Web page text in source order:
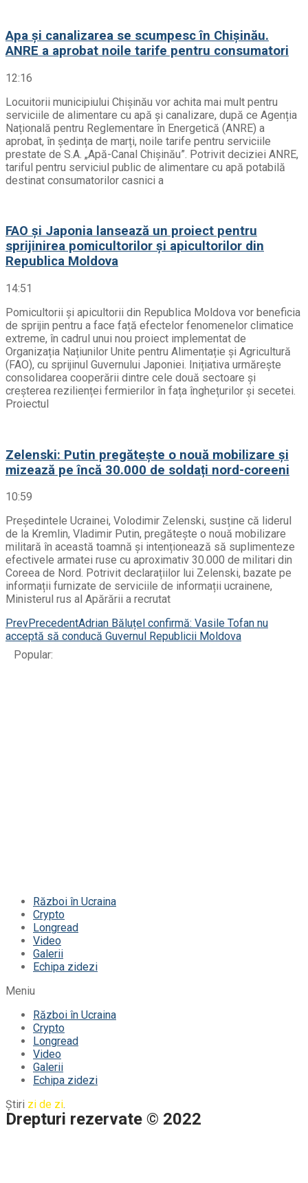
Apa și canalizarea se scumpesc în Chișinău.
ANRE a aprobat noile tarife pentru consumatori
12:16
Locuitorii municipiului Chișinău vor achita mai mult pentru
serviciile de alimentare cu apă și canalizare, după ce Agenția
Națională pentru Reglementare în Energetică (ANRE) a
aprobat, în ședința de marți, noile tarife pentru serviciile
prestate de S.A. „Apă-Canal Chișinău”. Potrivit deciziei ANRE,
tariful pentru serviciul public de alimentare cu apă potabilă
destinat consumatorilor casnici a
FAO și Japonia lansează un proiect pentru
sprijinirea pomicultorilor și apicultorilor din
Republica Moldova
14:51
Pomicultorii și apicultorii din Republica Moldova vor beneficia
de sprijin pentru a face față efectelor fenomenelor climatice
extreme, în cadrul unui nou proiect implementat de
Organizația Națiunilor Unite pentru Alimentație și Agricultură
(FAO), cu sprijinul Guvernului Japoniei. Inițiativa urmărește
consolidarea cooperării dintre cele două sectoare și
creșterea rezilienței fermierilor în fața înghețurilor și secetei.
Proiectul
Zelenski: Putin pregătește o nouă mobilizare și
mizează pe încă 30.000 de soldați nord-coreeni
10:59
Președintele Ucrainei, Volodimir Zelenski, susține că liderul
de la Kremlin, Vladimir Putin, pregătește o nouă mobilizare
militară în această toamnă și intenționează să suplimenteze
efectivele armatei ruse cu aproximativ 30.000 de militari din
Coreea de Nord. Potrivit declarațiilor lui Zelenski, bazate pe
informații furnizate de serviciile de informații ucrainene,
Ministerul rus al Apărării a recrutat
PrevPrecedentAdrian Băluțel confirmă: Vasile Tofan nu
acceptă să conducă Guvernul Republicii Moldova
Popular:
Război în Ucraina
Crypto
Longread
Video
Galerii
Echipa zidezi
Meniu
Război în Ucraina
Crypto
Longread
Video
Galerii
Echipa zidezi
Știri zi de zi.
Drepturi rezervate © 2022